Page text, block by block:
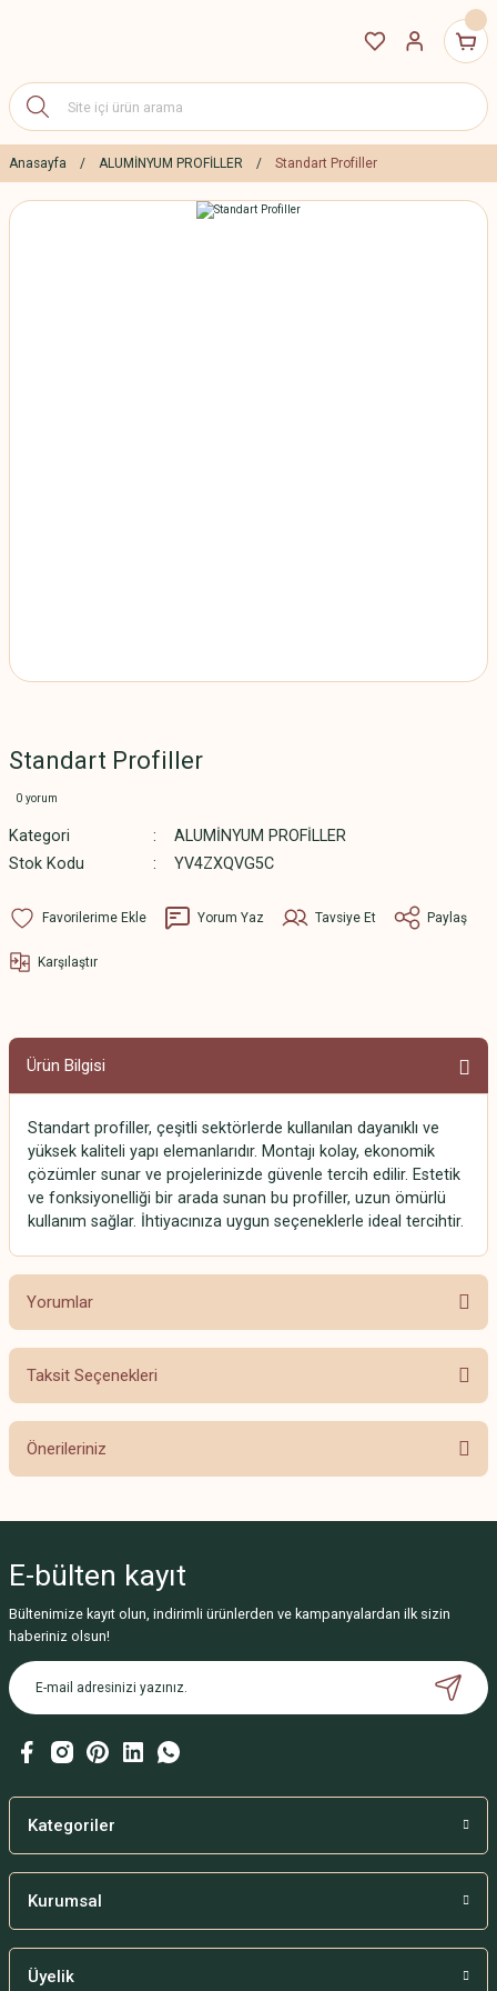
Anasayfa ALUMİNYUM PROFİLLER Standart Profiller
Standart Profiller
0 yorum
Kategori
ALUMİNYUM PROFİLLER
Stok Kodu
YV4ZXQVG5C
Yorum Yaz Tavsiye Et Paylaş
Karşılaştır
Ürün Bilgisi
Standart profiller, çeşitli sektörlerde kullanılan dayanıklı ve
yüksek kaliteli yapı elemanlarıdır. Montajı kolay, ekonomik
çözümler sunar ve projelerinizde güvenle tercih edilir. Estetik
ve fonksiyonelliği bir arada sunan bu profiller, uzun ömürlü
kullanım sağlar. İhtiyacınıza uygun seçeneklerle ideal tercihtir.
Yorumlar
Bu ürüne ilk yorumu siz yapın!
Taksit Seçenekleri
Önerileriniz
Görüş ve önerileriniz için teşekkür ederiz.
Ürün resmi kalitesiz, bozuk veya görüntülenemiyor.
Ürün açıklamasında eksik bilgiler bulunuyor.
Ürün bilgilerinde hatalar bulunuyor.
Bu ürüne benzer farklı alternatifler olmalı.
E-bülten kayıt
Bültenimize kayıt olun, indirimli ürünlerden ve kampanyalardan ilk sizin
haberiniz olsun!
Kategoriler
Kurumsal
Üyelik